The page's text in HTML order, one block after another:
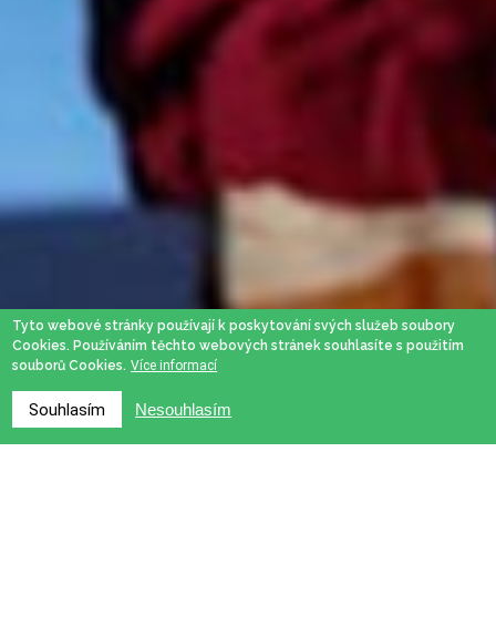
Tyto webové stránky používají k poskytování svých služeb soubory
Cookies. Používáním těchto webových stránek souhlasíte s použitím
souborů Cookies. Více informací
Souhlasím Nesouhlasím